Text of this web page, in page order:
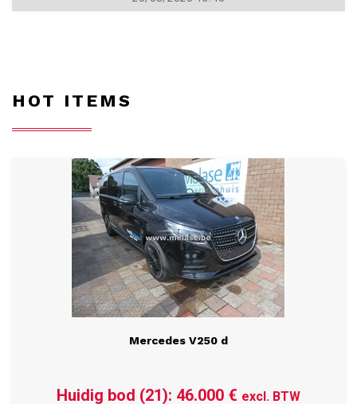
Bod: 16.000 €excl. BTW
HOT ITEMS
Mercedes V250 d